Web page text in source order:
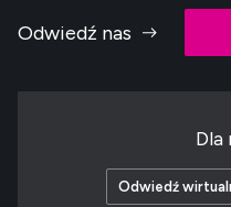
Odwiedź nas
Dla
Odwiedź